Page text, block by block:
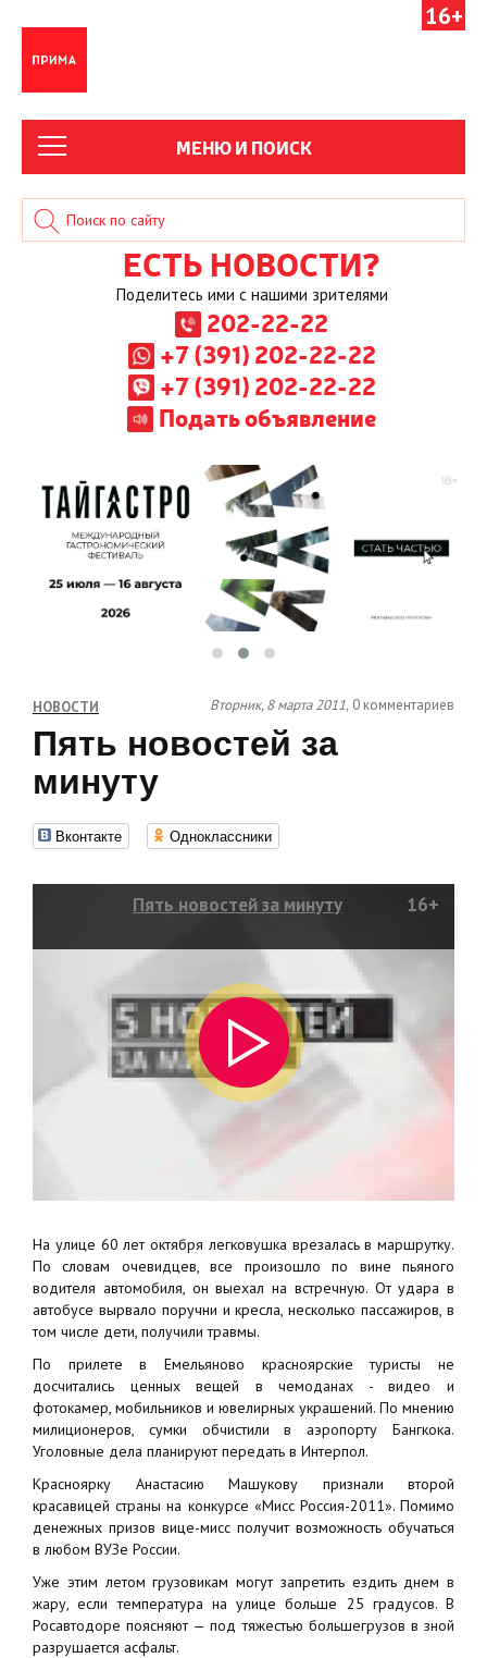
16+
МЕНЮ И ПОИСК
ЕСТЬ НОВОСТИ?
Поделитесь ими с нашими зрителями
202-22-22
+7 (391) 202-22-22
+7 (391) 202-22-22
Подать объявление
НОВОСТИ Вторник, 8 марта 2011, 0 комментариев
Пять новостей за
минуту
Вконтакте Одноклассники
Пять новостей за минуту 16+
На улице 60 лет октября легковушка врезалась в маршрутку.
По словам очевидцев, все произошло по вине пьяного
водителя автомобиля, он выехал на встречную. От удара в
автобусе вырвало поручни и кресла, несколько пассажиров, в
том числе дети, получили травмы.
По прилете в Емельяново красноярские туристы не
досчитались ценных вещей в чемоданах - видео и
фотокамер, мобильников и ювелирных украшений. По мнению
милиционеров, сумки обчистили в аэропорту Бангкока.
Уголовные дела планируют передать в Интерпол.
Красноярку Анастасию Машукову признали второй
красавицей страны на конкурсе «Мисс Россия-2011». Помимо
денежных призов вице-мисс получит возможность обучаться
в любом ВУЗе России.
Уже этим летом грузовикам могут запретить ездить днем в
жару, если температура на улице больше 25 градусов. В
Росавтодоре поясняют — под тяжестью большегрузов в зной
разрушается асфальт.